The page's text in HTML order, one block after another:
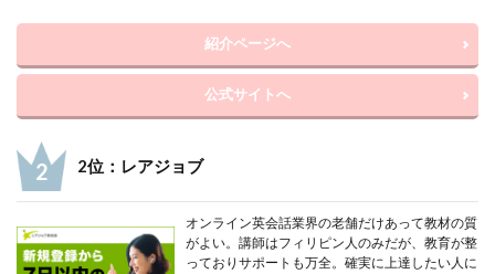
紹介ページへ
公式サイトへ
2位：レアジョブ
オンライン英会話業界の老舗だけあって教材の質
がよい。講師はフィリピン人のみだが、教育が整
っておりサポートも万全。確実に上達したい人に